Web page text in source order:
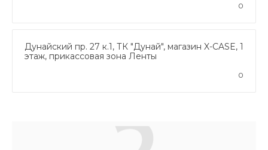
0
Дунайский пр. 27 к.1, ТК "Дунай", магазин X-CASE, 1
этаж, прикассовая зона Ленты
0